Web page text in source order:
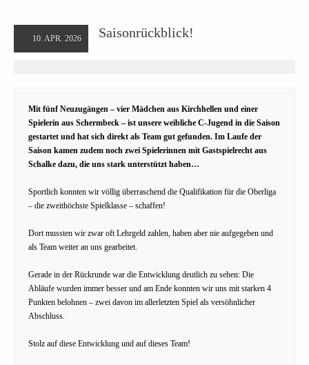
10. APR. 2026 Saisonrückblick!
Mit fünf Neuzugängen – vier Mädchen aus Kirchhellen und einer
Spielerin aus Schermbeck – ist unsere weibliche C-Jugend in die Saison
gestartet und hat sich direkt als Team gut gefunden. Im Laufe der
Saison kamen zudem noch zwei Spielerinnen mit Gastspielrecht aus
Schalke dazu, die uns stark unterstützt haben…
Sportlich konnten wir völlig überraschend die Qualifikation für die Oberliga
– die zweithöchste Spielklasse – schaffen!
Dort mussten wir zwar oft Lehrgeld zahlen, haben aber nie aufgegeben und
als Team weiter an uns gearbeitet.
Gerade in der Rückrunde war die Entwicklung deutlich zu sehen: Die
Abläufe wurden immer besser und am Ende konnten wir uns mit starken 4
Punkten belohnen – zwei davon im allerletzten Spiel als versöhnlicher
Abschluss.
Stolz auf diese Entwicklung und auf dieses Team!